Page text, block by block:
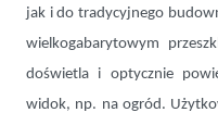
jak i do tradycyjnego
wielkogabarytowym
doświetla i optycznie
widok, np. na ogród.